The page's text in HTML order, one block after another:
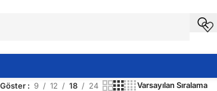
Göster 9 12 18 24